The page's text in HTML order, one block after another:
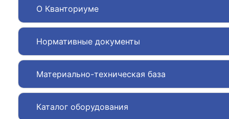
О Кванториуме
Нормативные документы
Материально-техническая база
Каталог оборудования